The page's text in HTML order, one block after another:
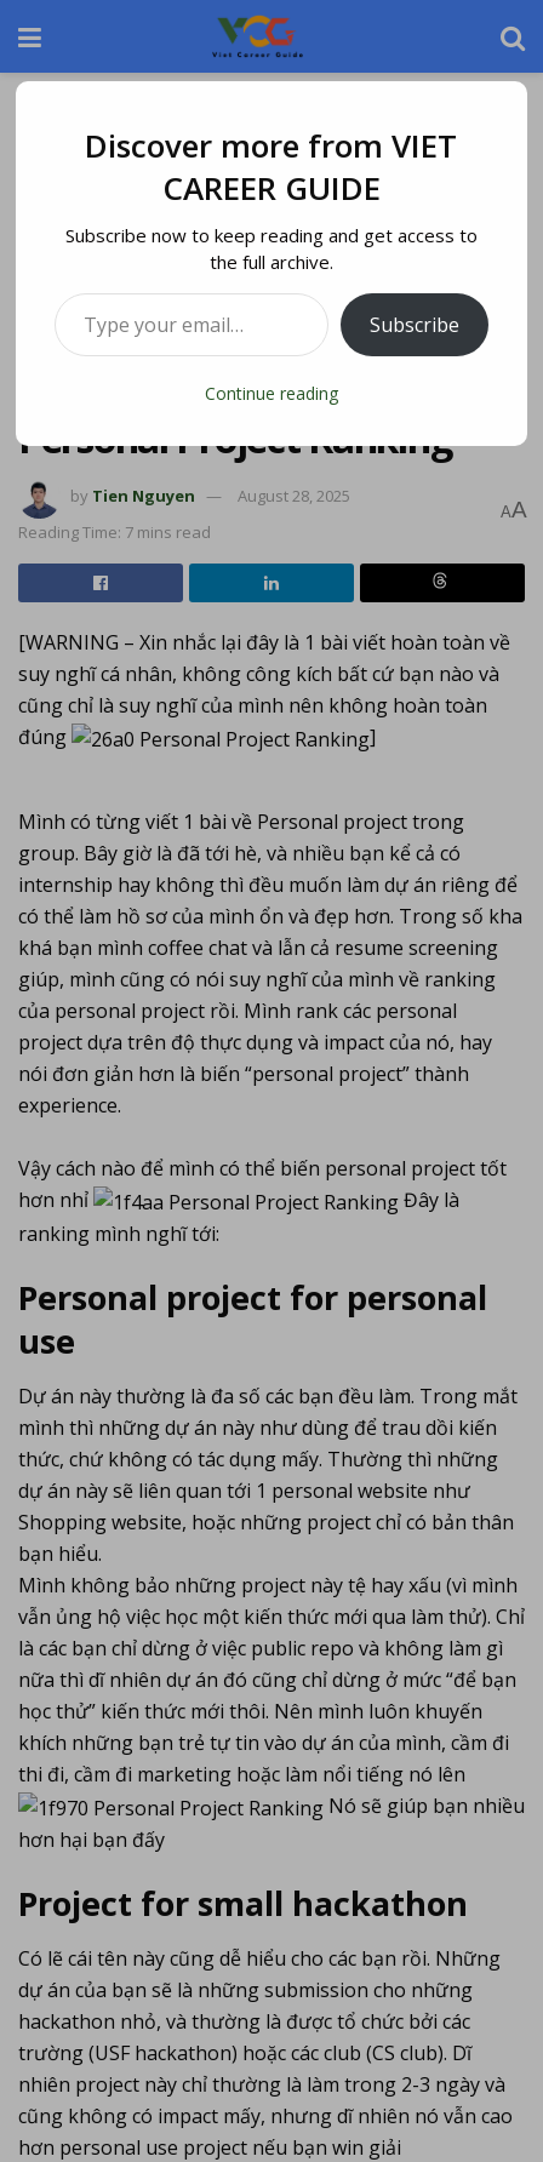
Personal Project Ranking
by Tien Nguyen
August 28, 2025
Reading Time: 7 mins read
AA
[WARNING – Xin nhắc lại đây là 1 bài viết hoàn toàn về
suy nghĩ cá nhân, không công kích bất cứ bạn nào và
cũng chỉ là suy nghĩ của mình nên không hoàn toàn
đúng
]
Mình có từng viết 1 bài về Personal project trong
group. Bây giờ là đã tới hè, và nhiều bạn kể cả có
internship hay không thì đều muốn làm dự án riêng để
có thể làm hồ sơ của mình ổn và đẹp hơn. Trong số kha
khá bạn mình coffee chat và lẫn cả resume screening
giúp, mình cũng có nói suy nghĩ của mình về ranking
của personal project rồi. Mình rank các personal
project dựa trên độ thực dụng và impact của nó, hay
nói đơn giản hơn là biến “personal project” thành
experience.
Vậy cách nào để mình có thể biến personal project tốt
hơn nhỉ
Đây là
ranking mình nghĩ tới:
Personal project for personal
use
Dự án này thường là đa số các bạn đều làm. Trong mắt
mình thì những dự án này như dùng để trau dồi kiến
thức, chứ không có tác dụng mấy. Thường thì những
dự án này sẽ liên quan tới 1 personal website như
Shopping website, hoặc những project chỉ có bản thân
bạn hiểu.
Mình không bảo những project này tệ hay xấu (vì mình
vẫn ủng hộ việc học một kiến thức mới qua làm thử). Chỉ
là các bạn chỉ dừng ở việc public repo và không làm gì
nữa thì dĩ nhiên dự án đó cũng chỉ dừng ở mức “để bạn
học thử” kiến thức mới thôi. Nên mình luôn khuyến
khích những bạn trẻ tự tin vào dự án của mình, cầm đi
thi đi, cầm đi marketing hoặc làm nổi tiếng nó lên
Nó sẽ giúp bạn nhiều
hơn hại bạn đấy
Project for small hackathon
Có lẽ cái tên này cũng dễ hiểu cho các bạn rồi. Những
dự án của bạn sẽ là những submission cho những
hackathon nhỏ, và thường là được tổ chức bởi các
trường (USF hackathon) hoặc các club (CS club). Dĩ
nhiên project này chỉ thường là làm trong 2-3 ngày và
cũng không có impact mấy, nhưng dĩ nhiên nó vẫn cao
hơn personal use project nếu bạn win giải
Discover more from VIET
CAREER GUIDE
Subscribe now to keep reading and get access to
the full archive.
Subscribe
Continue reading